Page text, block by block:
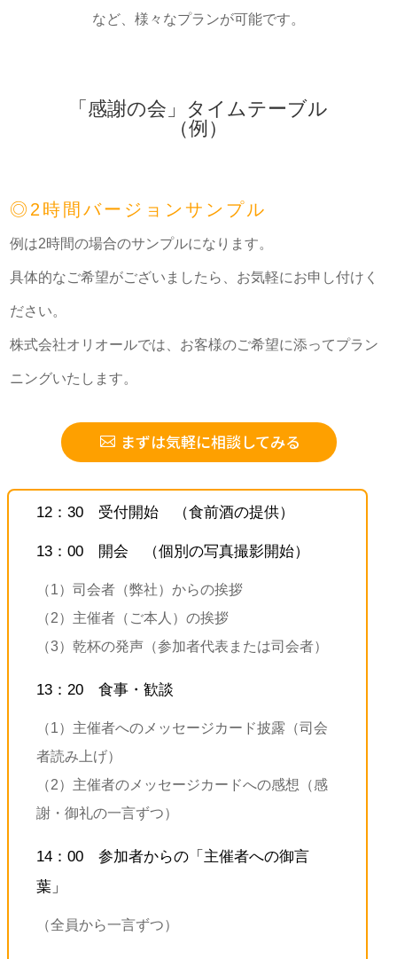
など、様々なプランが可能です。
「感謝の会」タイムテーブル
（例）
◎2時間バージョンサンプル
例は2時間の場合のサンプルになります。
具体的なご希望がございましたら、お気軽にお申し付けく
ださい。
株式会社オリオールでは、お客様のご希望に添ってプラン
ニングいたします。
まずは気軽に相談してみる
12：30 受付開始 （食前酒の提供）
13：00 開会 （個別の写真撮影開始）
（1）司会者（弊社）からの挨拶
（2）主催者（ご本人）の挨拶
（3）乾杯の発声（参加者代表または司会者）
13：20 食事・歓談
（1）主催者へのメッセージカード披露（司会
者読み上げ）
（2）主催者のメッセージカードへの感想（感
謝・御礼の一言ずつ）
14：00 参加者からの「主催者への御言
葉」
（全員から一言ずつ）